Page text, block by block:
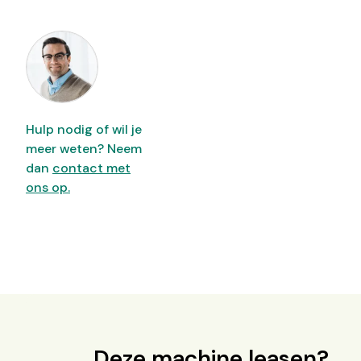
Hulp nodig of wil je
meer weten? Neem
dan contact met
ons op.